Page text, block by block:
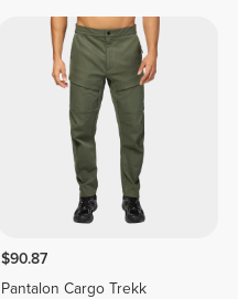
$90.87
Pantalon Cargo Trekk